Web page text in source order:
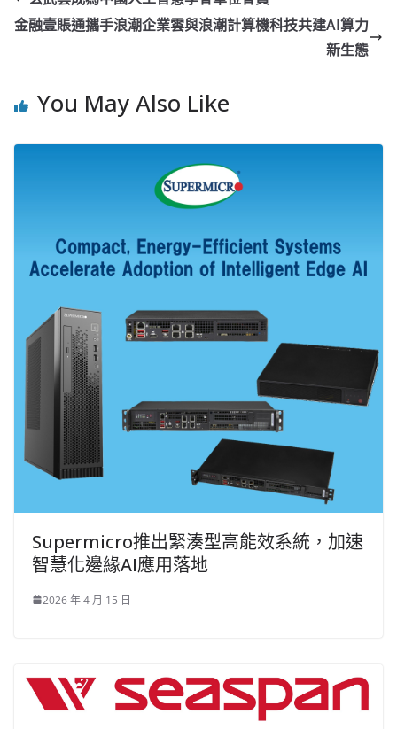
金融壹賬通攜手浪潮企業雲與浪潮計算機科技共建AI算力
新生態
You May Also Like
Supermicro推出緊湊型高能效系統，加速
智慧化邊緣AI應用落地
2026 年 4 月 15 日